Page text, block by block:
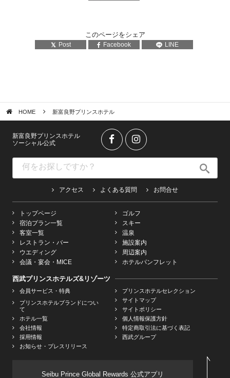
このページをシェア
Post Facebook LINE
HOME 新富良野プリンスホテル
新富良野プリンスホテル
ソーシャル公式
アクセス よくある質問 お問合せ
トップページ
宿泊プラン一覧
客室一覧
レストラン・バー
ウエディング
会議・宴会・MICE
ゴルフ
スキー
温泉
施設案内
周辺案内
ホテルパンフレット
西武プリンスホテルズ&リゾーツ
会員サービス・特典
プリンスホテルブランドについ
て
ホテル一覧
会社情報
採用情報
お知らせ・プレスリリース
プリンスホテルセレクション
サイトマップ
サイトポリシー
個人情報保護方針
特定商取引法に基づく表記
西武グループ
Seibu Prince Global Rewards 公式アプリ